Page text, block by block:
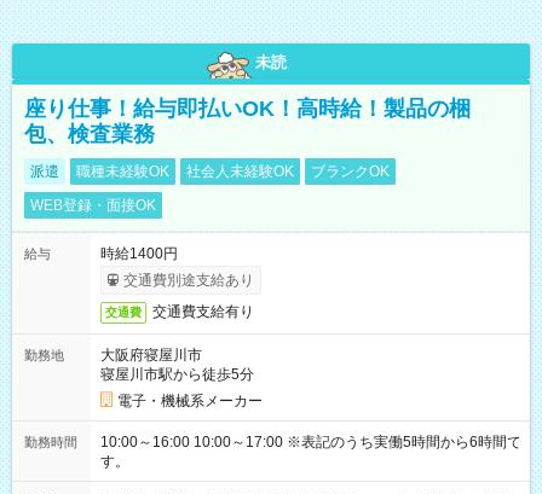
未読
座り仕事！給与即払いOK！高時給！製品の梱
包、検査業務
派遣 職種未経験OK 社会人未経験OK
ブランクOK
WEB登録・面接OK
給与
時給1400円
交通費別途支給あり
交通費 交通費支給有り
勤務地
大阪府寝屋川市
寝屋川市駅から徒歩5分
電子・機械系メーカー
勤務時間
10:00～16:00 10:00～17:00 ※表記のうち実働5時間から6時間で
す。